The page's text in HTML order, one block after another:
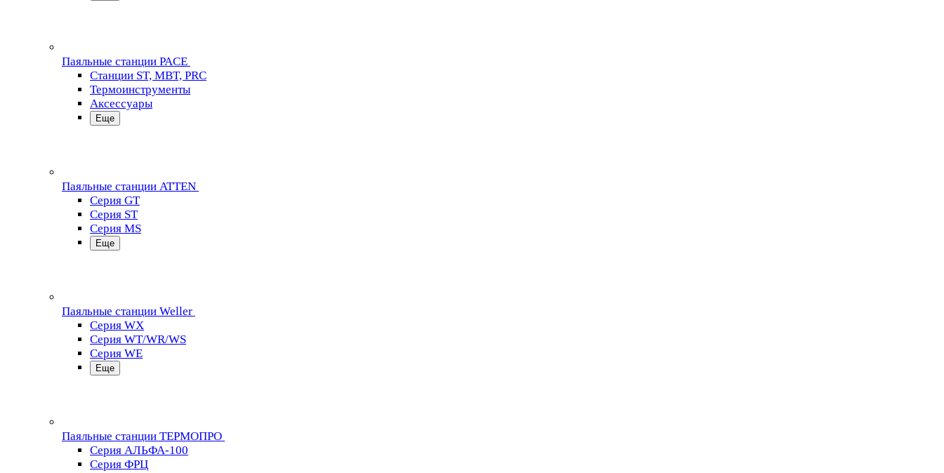
Паяльные станции PACE
Станции ST, MBT, PRC
Термоинструменты
Аксессуары
Еще
Паяльные станции ATTEN
Серия GT
Серия ST
Серия MS
Еще
Паяльные станции Weller
Серия WX
Серия WT/WR/WS
Серия WE
Еще
Паяльные станции ТЕРМОПРО
Серия АЛЬФА-100
Серия ФРЦ